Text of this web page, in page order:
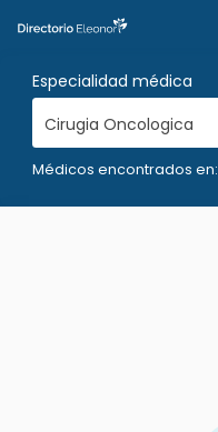
Especialidad médica
Cirugia Oncologica
Médicos encontrados en: